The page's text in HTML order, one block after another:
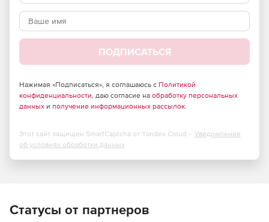
продукт полностью отвечает требованиям
сертификатами соответствия ФСТЭК России и ФСБ.
Большие возможности по установке и тонкой
настройке в зависимости от потребностей компании.
Высокая скорость сканирования при минимальной
нагрузке на операционную систему, что позволяет
Встроенный антиспам, не требующий обучения
(действует с момента установки), который
ПОДПИСАТЬСЯ
Нажимая «Подписаться», я соглашаюсь с Политикой
конфиденциальности, даю согласие на обработку персональных
данных и получение информационных рассылок.
Этот сайт защищен SmartCaptcha от Yandex Cloud - Уведомление
об условиях обработки данных
Статусы от партнеров